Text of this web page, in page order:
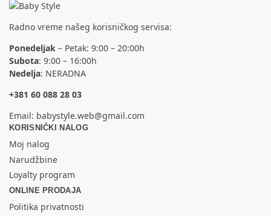
Radno vreme našeg korisničkog servisa:
Ponedeljak – Petak: 9:00 – 20:00h
Subota: 9:00 – 16:00h
Nedelja: NERADNA
+381 60 088 28 03
Email: babystyle.web@gmail.com
KORISNIČKI NALOG
Moj nalog
Narudžbine
Loyalty program
ONLINE PRODAJA
Politika privatnosti